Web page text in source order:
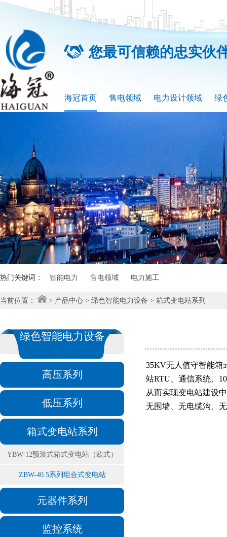
您最可信赖的忠实伙
海冠首页 售电领域 电力设计领域 绿
热门关键词： 智能电力 售电领域 电力施工
当前位置： > 产品中心 > 绿色智能电力设备 > 箱式变电站系列
绿色智能电力设备
高压系列
低压系列
箱式变电站系列
YBW-12预装式箱式变电站（欧式）
ZBW-40.5系列组合式变电站
元器件系列
监控系统
35KV无人值守智能箱
站RTU、通信系统、
从而实现变电站建设
无围墙、无电缆沟、